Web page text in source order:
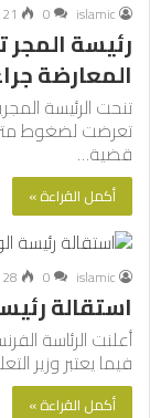
islamic
0
رئيسة
المعارضة
تنحت الرئيسة
تعرضت لضغوط
قضية…
أكمل القراءة »
islamic
0
استقالة
أعلنت الرئاسة
فيما يعتبر وزير التعليم
أكمل القراءة »